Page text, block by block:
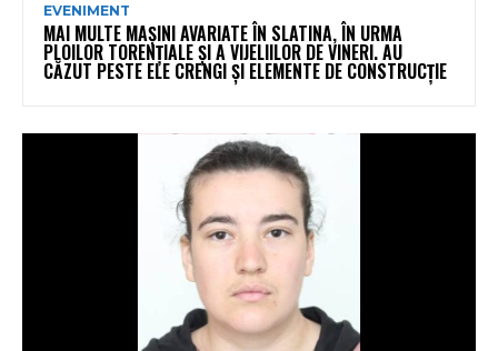
EVENIMENT
MAI MULTE MAȘINI AVARIATE ÎN SLATINA, ÎN URMA
PLOILOR TORENȚIALE ȘI A VIJELIILOR DE VINERI. AU
CĂZUT PESTE ELE CRENGI ȘI ELEMENTE DE CONSTRUCȚIE